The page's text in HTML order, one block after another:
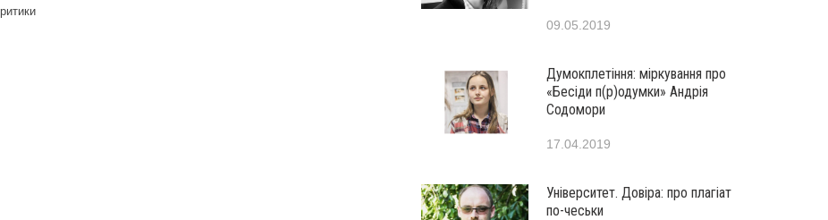
09.05.2019
Думокплетіння: міркування про
«Бесіди п(р)одумки» Андрія
Содомори
17.04.2019
Університет. Довіра: про плагіат
по-чеськи